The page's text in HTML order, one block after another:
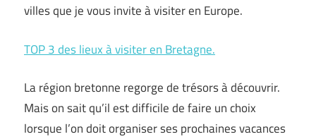
villes que je vous invite à visiter en Europe.
TOP 3 des lieux à visiter en Bretagne.
La région bretonne regorge de trésors à découvrir.
Mais on sait qu’il est difficile de faire un choix
lorsque l’on doit organiser ses prochaines vacances